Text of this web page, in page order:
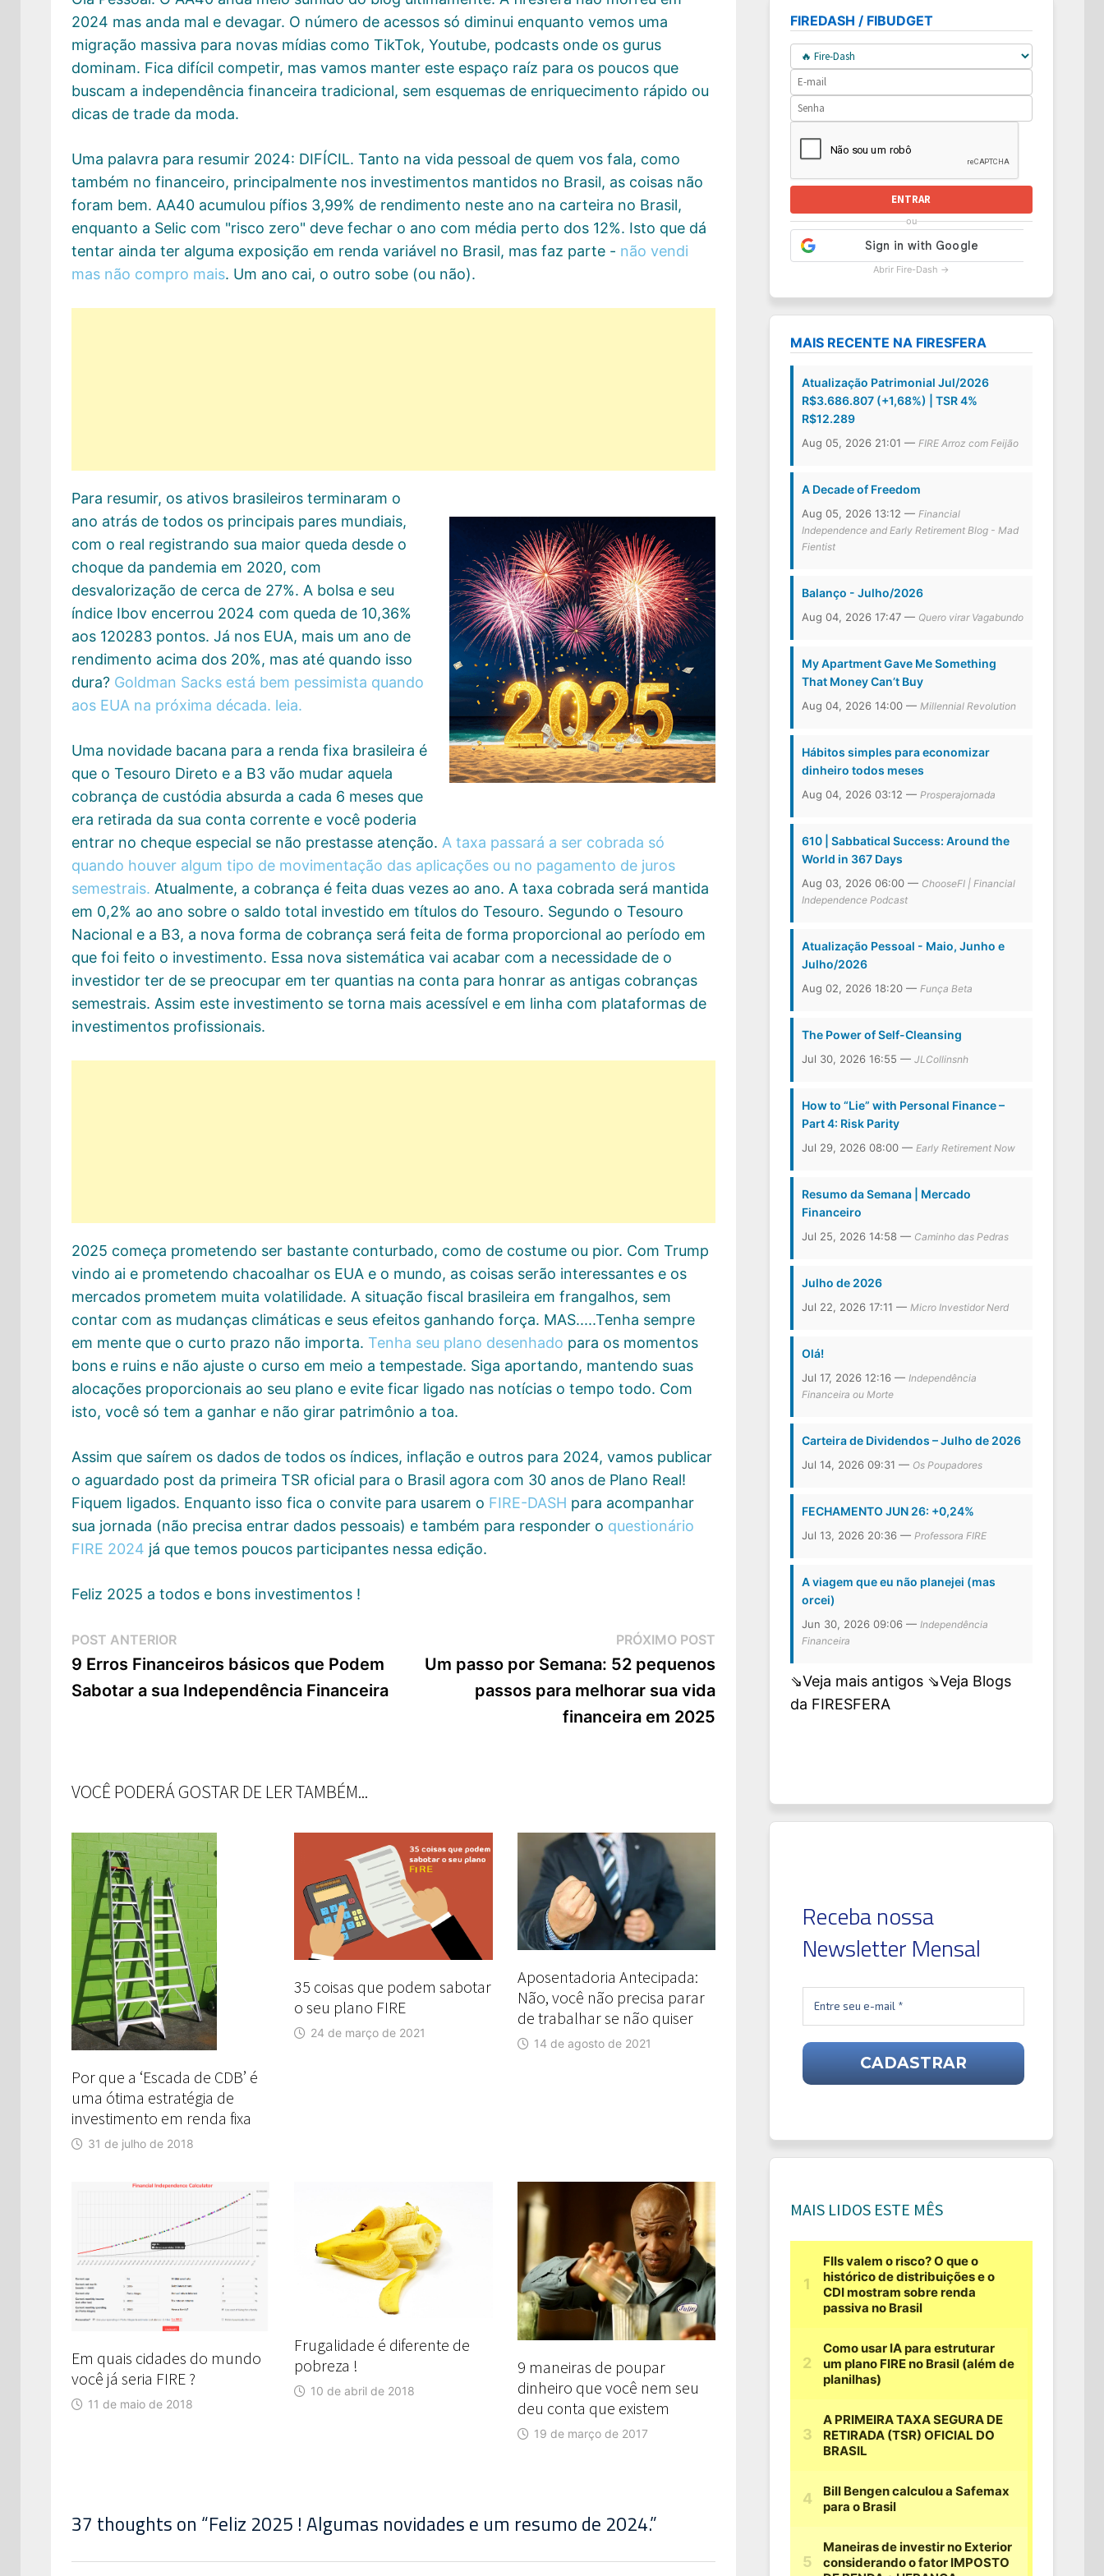
2024 mas anda mal e devagar. O número de acessos só diminui enquanto vemos uma
migração massiva para novas mídias como TikTok, Youtube, podcasts onde os gurus
dominam. Fica difícil competir, mas vamos manter este espaço raíz para os poucos que
buscam a independência financeira tradicional, sem esquemas de enriquecimento rápido ou
dicas de trade da moda.
Uma palavra para resumir 2024: DIFÍCIL. Tanto na vida pessoal de quem vos fala, como
também no financeiro, principalmente nos investimentos mantidos no Brasil, as coisas não
foram bem. AA40 acumulou pífios 3,99% de rendimento neste ano na carteira no Brasil,
enquanto a Selic com "risco zero" deve fechar o ano com média perto dos 12%. Isto que dá
tentar ainda ter alguma exposição em renda variável no Brasil, mas faz parte - não vendi
mas não compro mais. Um ano cai, o outro sobe (ou não).
Para resumir, os ativos brasileiros terminaram o
ano atrás de todos os principais pares mundiais,
com o real registrando sua maior queda desde o
choque da pandemia em 2020, com
desvalorização de cerca de 27%. A bolsa e seu
índice Ibov encerrou 2024 com queda de 10,36%
aos 120283 pontos. Já nos EUA, mais um ano de
rendimento acima dos 20%, mas até quando isso
dura? Goldman Sacks está bem pessimista quando
aos EUA na próxima década. leia.
Uma novidade bacana para a renda fixa brasileira é
que o Tesouro Direto e a B3 vão mudar aquela
cobrança de custódia absurda a cada 6 meses que
era retirada da sua conta corrente e você poderia
entrar no cheque especial se não prestasse atenção. A taxa passará a ser cobrada só
quando houver algum tipo de movimentação das aplicações ou no pagamento de juros
semestrais. Atualmente, a cobrança é feita duas vezes ao ano. A taxa cobrada será mantida
em 0,2% ao ano sobre o saldo total investido em títulos do Tesouro. Segundo o Tesouro
Nacional e a B3, a nova forma de cobrança será feita de forma proporcional ao período em
que foi feito o investimento. Essa nova sistemática vai acabar com a necessidade de o
investidor ter de se preocupar em ter quantias na conta para honrar as antigas cobranças
semestrais. Assim este investimento se torna mais acessível e em linha com plataformas de
investimentos profissionais.
2025 começa prometendo ser bastante conturbado, como de costume ou pior. Com Trump
vindo ai e prometendo chacoalhar os EUA e o mundo, as coisas serão interessantes e os
mercados prometem muita volatilidade. A situação fiscal brasileira em frangalhos, sem
contar com as mudanças climáticas e seus efeitos ganhando força. MAS.....Tenha sempre
em mente que o curto prazo não importa. Tenha seu plano desenhado para os momentos
bons e ruins e não ajuste o curso em meio a tempestade. Siga aportando, mantendo suas
alocações proporcionais ao seu plano e evite ficar ligado nas notícias o tempo todo. Com
isto, você só tem a ganhar e não girar patrimônio a toa.
Assim que saírem os dados de todos os índices, inflação e outros para 2024, vamos publicar
o aguardado post da primeira TSR oficial para o Brasil agora com 30 anos de Plano Real!
Fiquem ligados. Enquanto isso fica o convite para usarem o FIRE-DASH para acompanhar
sua jornada (não precisa entrar dados pessoais) e também para responder o questionário
FIRE 2024 já que temos poucos participantes nessa edição.
Feliz 2025 a todos e bons investimentos !
Navegação
de
Post
POST ANTERIORPost
Anterior:
9 Erros Financeiros básicos que Podem
Sabotar a sua Independência Financeira
PRÓXIMO POST
Um passo por Semana: 52 pequenos
passos para melhorar sua vida
financeira em 2025
VOCÊ PODERÁ GOSTAR DE LER TAMBÉM...
Por que a ‘Escada de CDB’ é
uma ótima estratégia de
investimento em renda fixa
31 de julho de 2018
35 coisas que podem sabotar
o seu plano FIRE
24 de março de 2021
Aposentadoria Antecipada:
Não, você não precisa parar
de trabalhar se não quiser
14 de agosto de 2021
Em quais cidades do mundo
você já seria FIRE ?
11 de maio de 2018
Frugalidade é diferente de
pobreza !
10 de abril de 2018
9 maneiras de poupar
dinheiro que você nem seu
deu conta que existem
19 de março de 2017
37 thoughts on “Feliz 2025 ! Algumas novidades e um resumo de 2024.”
FIREDASH / FIBUDGET
ENTRAR
ou
Abrir Fire-Dash →
MAIS RECENTE NA FIRESFERA
Atualização Patrimonial Jul/2026
R$3.686.807 (+1,68%) | TSR 4%
R$12.289
Aug 05, 2026 21:01 —FIRE Arroz com Feijão
A Decade of Freedom
Aug 05, 2026 13:12 —Financial
Independence and Early Retirement Blog - Mad
Fientist
Balanço - Julho/2026
Aug 04, 2026 17:47 — Quero virar Vagabundo
My Apartment Gave Me Something
That Money Can’t Buy
Aug 04, 2026 14:00 —Millennial Revolution
Hábitos simples para economizar
dinheiro todos meses
Aug 04, 2026 03:12 —Prosperajornada
610 | Sabbatical Success: Around the
World in 367 Days
Aug 03, 2026 06:00 — ChooseFI | Financial
Independence Podcast
Atualização Pessoal - Maio, Junho e
Julho/2026
Aug 02, 2026 18:20 —Funça Beta
The Power of Self-Cleansing
Jul 30, 2026 16:55 —JLCollinsnh
How to “Lie” with Personal Finance –
Part 4: Risk Parity
Jul 29, 2026 08:00 —Early Retirement Now
Resumo da Semana | Mercado
Financeiro
Jul 25, 2026 14:58 — Caminho das Pedras
Julho de 2026
Jul 22, 2026 17:11 —Micro Investidor Nerd
Olá!
Jul 17, 2026 12:16 —Independência
Financeira ou Morte
Carteira de Dividendos – Julho de 2026
Jul 14, 2026 09:31 — Os Poupadores
FECHAMENTO JUN 26: +0,24%
Jul 13, 2026 20:36 —Professora FIRE
A viagem que eu não planejei (mas
orcei)
Jun 30, 2026 09:06 —Independência
Financeira
⇘Veja mais antigos ⇘Veja Blogs
da FIRESFERA
Receba nossa
Newsletter Mensal
MAIS LIDOS ESTE MÊS